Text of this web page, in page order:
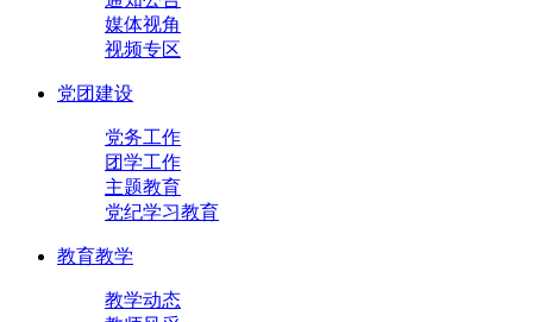
媒体视角
视频专区
党团建设
党务工作
团学工作
主题教育
党纪学习教育
教育教学
教学动态